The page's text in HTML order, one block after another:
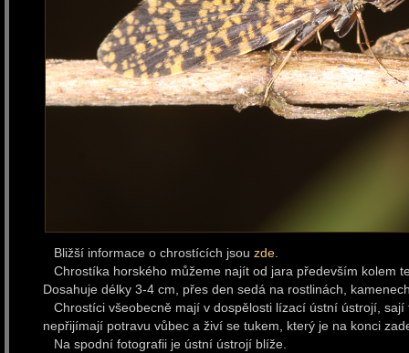
Bližší informace o chrostících jsou zde.
Chrostíka horského můžeme najít od jara především kolem
Dosahuje délky 3-4 cm, přes den sedá na rostlinách,
Chrostíci všeobecně mají v dospělosti lízací ústní ústrojí,
nepřijímají potravu vůbec a živí se tukem, který je na konci
Na spodní fotografii je ústní ústrojí blíže.